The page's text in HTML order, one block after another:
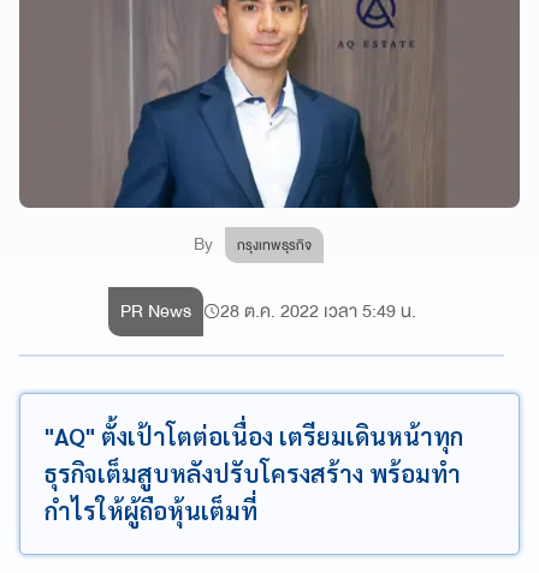
By กรุงเทพธุรกิจ
PR News 28 ต.ค. 2022 เวลา 5:49 น.
"AQ" ตั้งเป้าโตต่อเนื่อง เตรียมเดินหน้าทุก
ธุรกิจเต็มสูบหลังปรับโครงสร้าง พร้อมทำ
กำไรให้ผู้ถือหุ้นเต็มที่